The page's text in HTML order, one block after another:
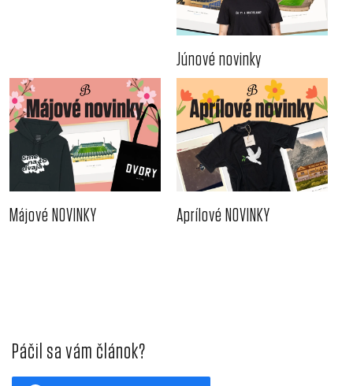
Júnové novinky
Májové NOVINKY Aprílové NOVINKY
Páčil sa vám článok?